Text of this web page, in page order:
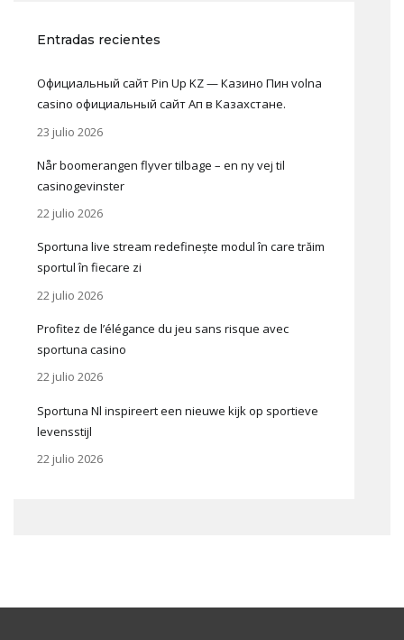
Entradas recientes
Официальный сайт Pin Up KZ — Казино Пин volna
casino официальный сайт Ап в Казахстане.
23 julio 2026
Når boomerangen flyver tilbage – en ny vej til
casinogevinster
22 julio 2026
Sportuna live stream redefinește modul în care trăim
sportul în fiecare zi
22 julio 2026
Profitez de l’élégance du jeu sans risque avec
sportuna casino
22 julio 2026
Sportuna Nl inspireert een nieuwe kijk op sportieve
levensstijl
22 julio 2026